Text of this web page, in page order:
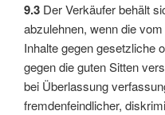
9.3 Der Verkäufer behält
abzulehnen, wenn die
Inhalte gegen gesetzliche
gegen die guten Sitten
bei Überlassung
fremdenfeindlicher,